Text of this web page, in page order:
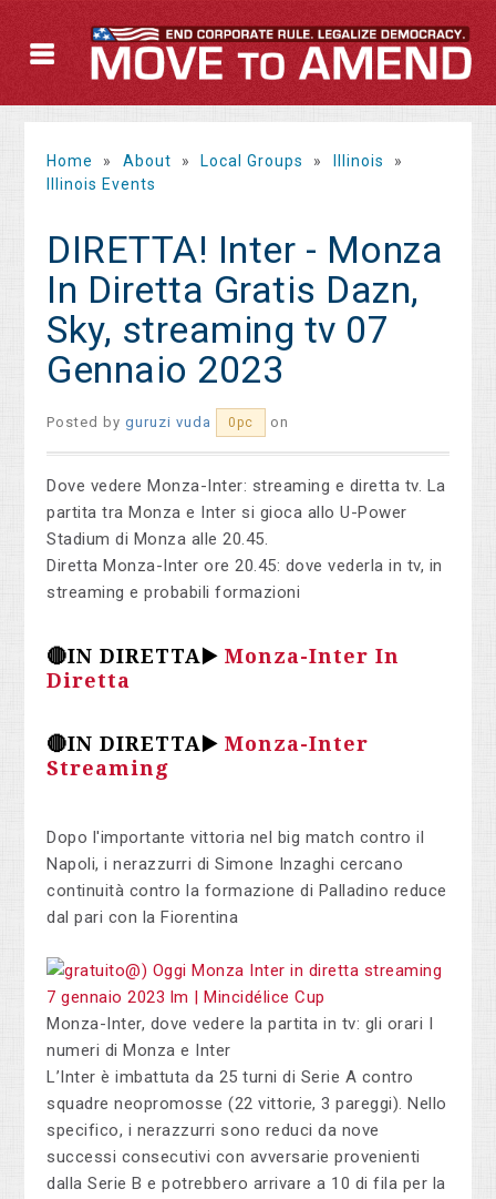
Home » About » Local Groups » Illinois
»
Illinois Events
DIRETTA! Inter - Monza
In Diretta Gratis Dazn,
Sky, streaming tv 07
Gennaio 2023
Posted byguruzi vuda 0pc on
Dove vedere Monza-Inter: streaming e diretta tv. La
partita tra Monza e Inter si gioca allo U-Power
Stadium di Monza alle 20.45.
Diretta Monza-Inter ore 20.45: dove vederla in tv, in
streaming e probabili formazioni
🔴IN DIRETTA▶️Monza-Inter In
Diretta
🔴IN DIRETTA▶️Monza-Inter
Streaming
Dopo l'importante vittoria nel big match contro il
Napoli, i nerazzurri di Simone Inzaghi cercano
continuità contro la formazione di Palladino reduce
dal pari con la Fiorentina
Monza-Inter, dove vedere la partita in tv: gli orari I
numeri di Monza e Inter
L’Inter è imbattuta da 25 turni di Serie A contro
squadre neopromosse (22 vittorie, 3 pareggi). Nello
specifico, i nerazzurri sono reduci da nove
successi consecutivi con avversarie provenienti
dalla Serie B e potrebbero arrivare a 10 di fila per la